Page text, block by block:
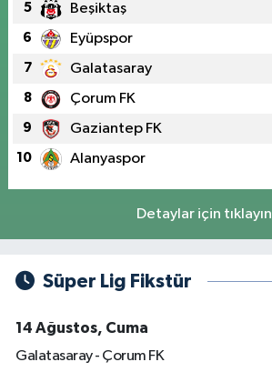
5 Beşiktaş
6 Eyüpspor
7 Galatasaray
8 Çorum FK
9 Gaziantep FK
10 Alanyaspor
Detaylar için tıklayın
Süper Lig Fikstür
14 Ağustos, Cuma
Galatasaray - Çorum FK